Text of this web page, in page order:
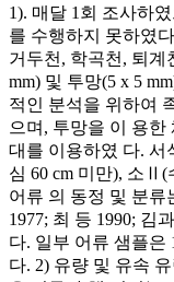
1). 매달 1회 조사하
를 수행하지 못하였
거두천, 학곡천, 퇴계
mm) 및 투망(5 x 5
적인 분석을 위하여
으며, 투망을 이 용
대를 이용하였 다.
심 60 cm 미만), 소Ⅱ(
어류 의 동정 및 분류
1977; 최 등 1990; 김
다. 일부 어류 샘플은
다. 2) 유량 및 유속